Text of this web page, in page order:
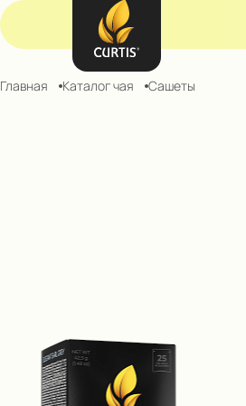
Главная Каталог чая Сашеты